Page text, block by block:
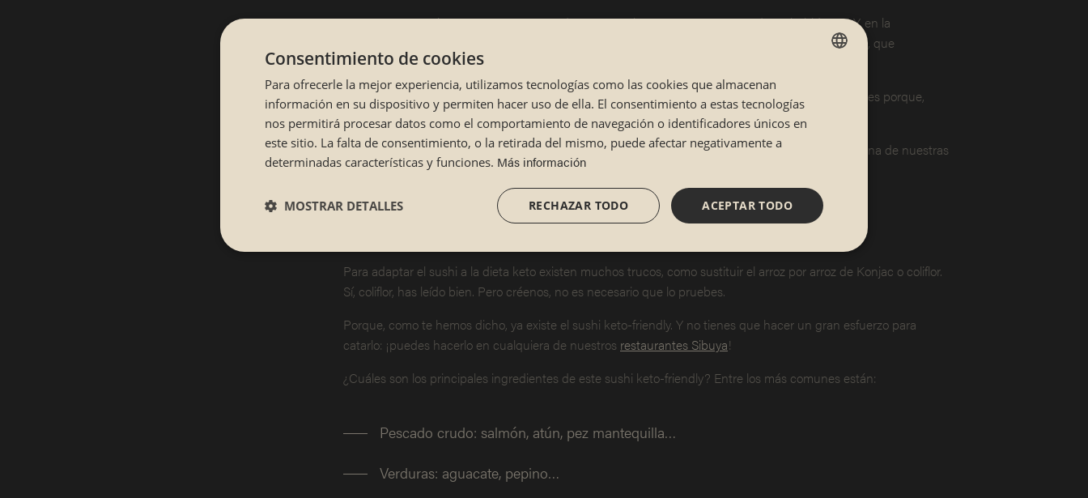
Para ser más exactos, 100 gramos de arroz contienen unos 28 gramos de carbohidratos. Y, en la
dieta keto, la ingesta de carbohidratos se reduce a 50 gramos al día, ¡como máximo! Vamos, que
quizás podrías comerte un roll diario, pero poco más.
Entonces,
¿por qué afirmamos con rotundidad que sushi y dieta keto pueden ir de la mano?
Pues porque,
como sabrás, hay tantos
tipos de sushi
como sushi lovers en el mundo.
Por ejemplo, al igual que contamos con elsushi sin pescado,¡también existe el sushi sin arroz!
Una de nuestras
piezas favoritas es el sashimi que, además de estar buenísimo, es rico en grasas saludables.
Ingredientes del sushi keto-friendly
Para adaptar el sushi a la dieta keto existen muchos trucos, como sustituir el arroz por arroz de Konjac o coliflor.
Sí, coliflor, has leído bien. Pero créenos, no es necesario que lo pruebes.
Porque, como te hemos dicho, ya existe el sushi keto-friendly. Y no tienes que hacer un gran esfuerzo para
catarlo: ¡puedes hacerlo en cualquiera de nuestros restaurantes Sibuya!
¿Cuáles son los principales ingredientes de este sushi keto-friendly? Entre los más comunes están:
Pescado crudo: salmón, atún, pez mantequilla…
Verduras: aguacate, pepino…
CATALÁN
Consentimiento de cookies
Para ofrecerle la mejor experiencia, utilizamos tecnologías como las cookies que almacenan
información en su dispositivo y permiten hacer uso de ella. El consentimiento a estas tecnologías
nos permitirá procesar datos como el comportamiento de navegación o identificadores únicos en
este sitio. La falta de consentimiento, o la retirada del mismo, puede afectar negativamente a
determinadas características y funciones. Más información
ACEPTAR TODO
RECHAZAR TODO
MOSTRAR DETALLES